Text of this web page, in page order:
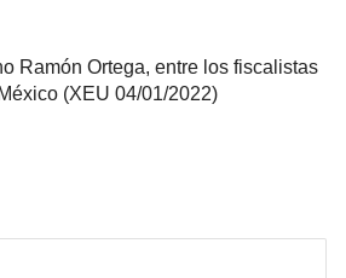
Ramón Ortega, entre los fiscalistas
(XEU 04/01/2022)